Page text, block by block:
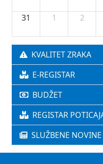
31 1 2
KVALITET ZRAKA
E-REGISTAR
BUDŽET
REGISTAR
SLUŽBENE